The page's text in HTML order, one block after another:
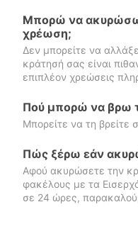
Μπορώ να ακυρώσω
χρέωση;
Δεν μπορείτε να
κράτησή σας είναι
επιπλέον χρεώσεις
Πού μπορώ να βρω
Μπορείτε να τη βρείτε
Πώς ξέρω εάν
Αφού ακυρώσετε την
φακέλους με τα
σε 24 ώρες,